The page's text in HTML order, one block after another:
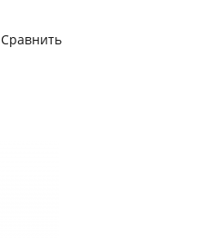
Сравнить